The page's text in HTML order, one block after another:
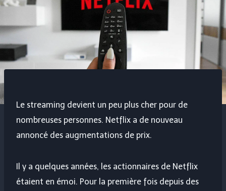
Le streaming devient un peu plus cher pour de
nombreuses personnes. Netflix a de nouveau
annoncé des augmentations de prix.
Il y a quelques années, les actionnaires de Netflix
étaient en émoi. Pour la première fois depuis des